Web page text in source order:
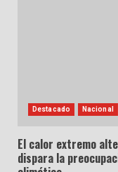
Destacado Nacional
El calor extremo
dispara la